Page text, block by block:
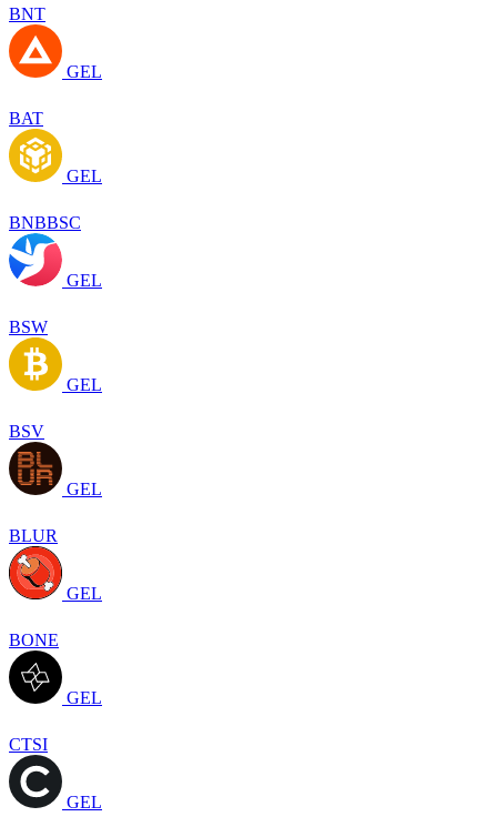
BNT
GEL
BAT
GEL
BNBBSC
GEL
BSW
GEL
BSV
GEL
BLUR
GEL
BONE
GEL
CTSI
GEL